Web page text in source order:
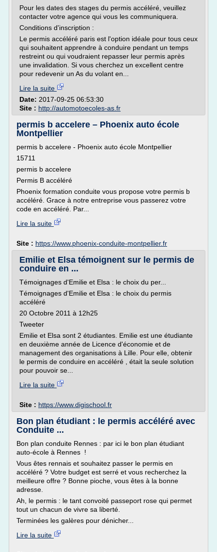
Pour les dates des stages du permis accéléré, veuillez
contacter votre agence qui vous les communiquera.
Conditions d'inscription :
Le permis accéléré paris est l'option idéale pour tous ceux
qui souhaitent apprendre à conduire pendant un temps
restreint ou qui voudraient repasser leur permis après
une invalidation. Si vous cherchez un excellent centre
pour redevenir un As du volant en...
Lire la suite
Date: 2017-09-25 06:53:30
Site : http://automotoecoles-as.fr
permis b accelere – Phoenix auto école
Montpellier
permis b accelere - Phoenix auto école Montpellier
15711
permis b accelere
Permis B accéléré
Phoenix formation conduite vous propose votre permis b
accéléré. Grace à notre entreprise vous passerez votre
code en accéléré. Par...
Lire la suite
Site : https://www.phoenix-conduite-montpellier.fr
Emilie et Elsa témoignent sur le permis de
conduire en ...
Témoignages d'Emilie et Elsa : le choix du per...
Témoignages d'Emilie et Elsa : le choix du permis
accéléré
20 Octobre 2011 à 12h25
Tweeter
Emilie et Elsa sont 2 étudiantes. Emilie est une étudiante
en deuxième année de Licence d'économie et de
management des organisations à Lille. Pour elle, obtenir
le permis de conduire en accéléré , était la seule solution
pour pouvoir se...
Lire la suite
Site : https://www.digischool.fr
Bon plan étudiant : le permis accéléré avec
Conduite ...
Bon plan conduite Rennes : par ici le bon plan étudiant
auto-école à Rennes !
Vous êtes rennais et souhaitez passer le permis en
accéléré ? Votre budget est serré et vous recherchez la
meilleure offre ? Bonne pioche, vous êtes à la bonne
adresse.
Ah, le permis : le tant convoité passeport rose qui permet
tout un chacun de vivre sa liberté.
Terminées les galères pour dénicher...
Lire la suite